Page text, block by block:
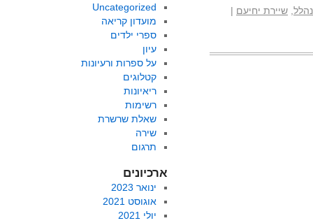
נהלל שיירת יחיעם |
Uncategorized
מועדון קריאה
ספרי ילדים
עיון
על ספרות ורעיונות
קטלוגים
ריאיונות
רשימות
שאלת שרשרת
שירה
תרגום
ארכיונים
ינואר 2023
אוגוסט 2021
יולי 2021